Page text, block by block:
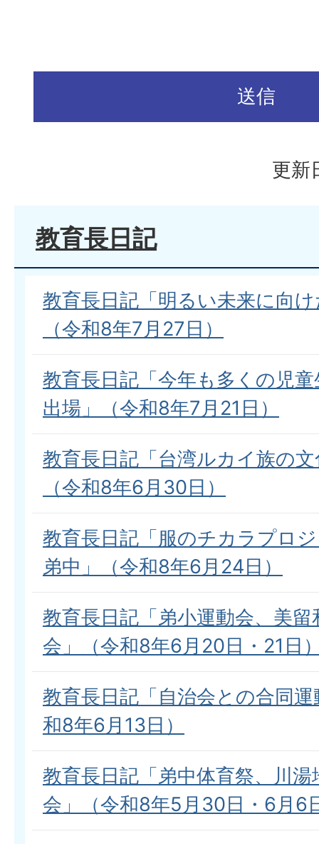
更新
教育長日記
教育長日記「明るい未来に向
（令和8年7月27日）
教育長日記「今年も多くの児
出場」（令和8年7月21日）
教育長日記「台湾ルカイ族の
（令和8年6月30日）
教育長日記「服のチカラプロ
弟中」（令和8年6月24日）
教育長日記「弟小運動会、美
会」（令和8年6月20日・21日
教育長日記「自治会との合同
和8年6月13日）
教育長日記「弟中体育祭、川
会」（令和8年5月30日・6月6